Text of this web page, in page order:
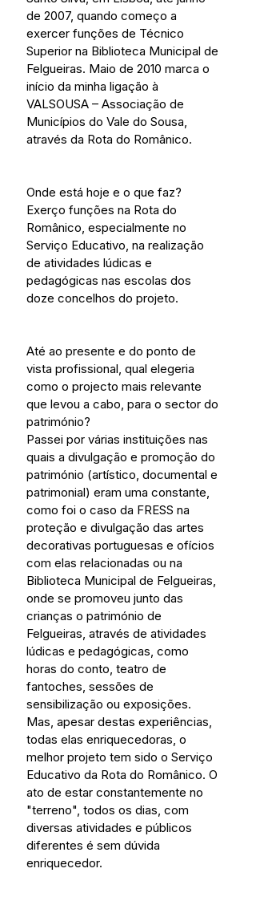
de 2007, quando começo a
exercer funções de Técnico
Superior na Biblioteca Municipal de
Felgueiras. Maio de 2010 marca o
início da minha ligação à
VALSOUSA – Associação de
Municípios do Vale do Sousa,
através da Rota do Românico.
Onde está hoje e o que faz?
Exerço funções na Rota do
Românico, especialmente no
Serviço Educativo, na realização
de atividades lúdicas e
pedagógicas nas escolas dos
doze concelhos do projeto.
Até ao presente e do ponto de
vista profissional, qual elegeria
como o projecto mais relevante
que levou a cabo, para o sector do
património?
Passei por várias instituições nas
quais a divulgação e promoção do
património (artístico, documental e
patrimonial) eram uma constante,
como foi o caso da FRESS na
proteção e divulgação das artes
decorativas portuguesas e ofícios
com elas relacionadas ou na
Biblioteca Municipal de Felgueiras,
onde se promoveu junto das
crianças o património de
Felgueiras, através de atividades
lúdicas e pedagógicas, como
horas do conto, teatro de
fantoches, sessões de
sensibilização ou exposições.
Mas, apesar destas experiências,
todas elas enriquecedoras, o
melhor projeto tem sido o Serviço
Educativo da Rota do Românico. O
ato de estar constantemente no
"terreno", todos os dias, com
diversas atividades e públicos
diferentes é sem dúvida
enriquecedor.